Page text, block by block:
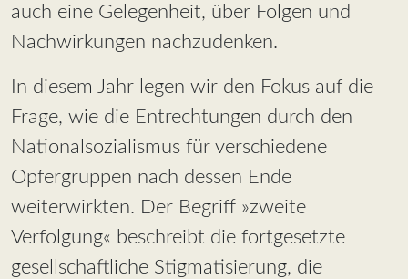
auch eine Gelegenheit, über Folgen und
Nachwirkungen nachzudenken.
In diesem Jahr legen wir den Fokus auf die
Frage, wie die Entrechtungen durch den
Nationalsozialismus für verschiedene
Opfergruppen nach dessen Ende
weiterwirkten. Der Begriff »zweite
Verfolgung« beschreibt die fortgesetzte
gesellschaftliche Stigmatisierung, die